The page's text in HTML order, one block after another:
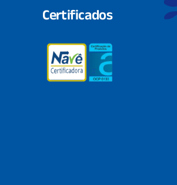
Certificados